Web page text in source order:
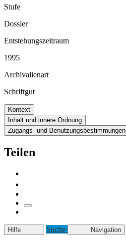
Stufe
Dossier
Entstehungszeitraum
1995
Archivalienart
Schriftgut
Kontext
Inhalt und innere Ordnung
Zugangs- und Benutzungsbestimmungen
Teilen
Hilfe Suche Navigation